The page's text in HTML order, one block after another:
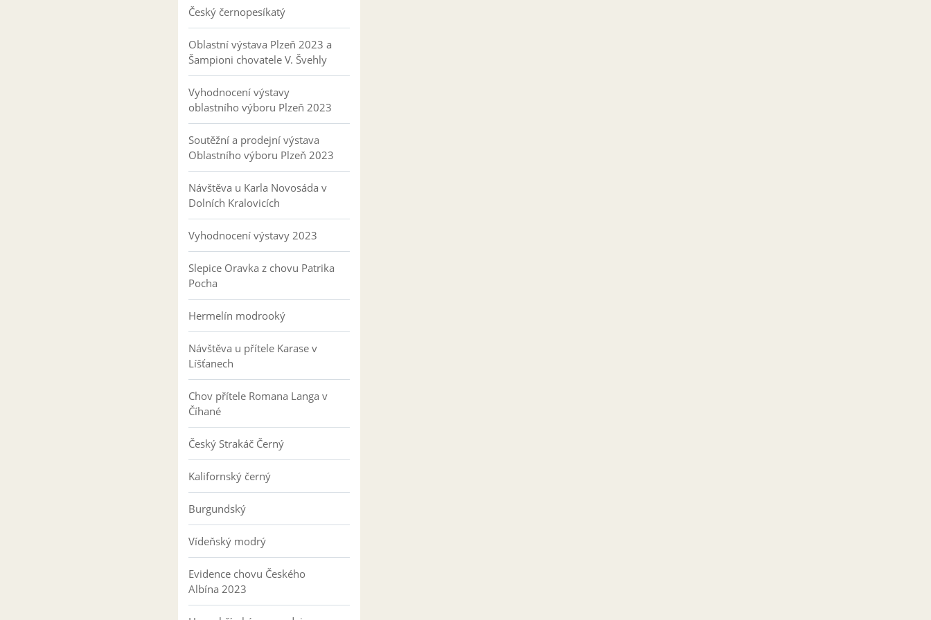
Český černopesíkatý
Oblastní výstava Plzeň 2023 a
Šampioni chovatele V. Švehly
Vyhodnocení výstavy
oblastního výboru Plzeň 2023
Soutěžní a prodejní výstava
Oblastního výboru Plzeň 2023
Návštěva u Karla Novosáda v
Dolních Kralovicích
Vyhodnocení výstavy 2023
Slepice Oravka z chovu Patrika
Pocha
Hermelín modrooký
Návštěva u přítele Karase v
Líšťanech
Chov přítele Romana Langa v
Číhané
Český Strakáč Černý
Kalifornský černý
Burgundský
Vídeňský modrý
Evidence chovu Českého
Albína 2023